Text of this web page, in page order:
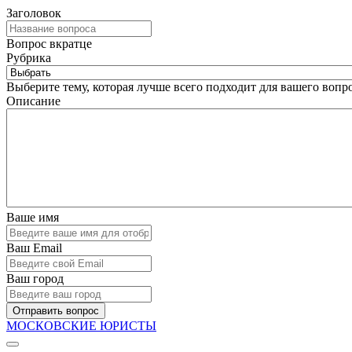
Заголовок
Вопрос вкратце
Рубрика
Выберите тему, которая лучше всего подходит для вашего
Описание
Ваше имя
Ваш Email
Ваш город
Отправить вопрос
МОСКОВСКИЕ ЮРИСТЫ